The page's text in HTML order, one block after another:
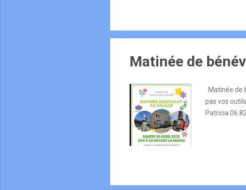
Matinée de
Matinée de
pas vos
Patricia